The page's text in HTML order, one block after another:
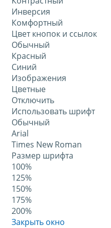
Инверсия
Комфортный
Цвет кнопок и ссылок
Обычный
Красный
Синий
Изображения
Цветные
Отключить
Использовать шрифт
Обычный
Arial
Times New Roman
Размер шрифта
100%
125%
150%
175%
200%
Закрыть окно